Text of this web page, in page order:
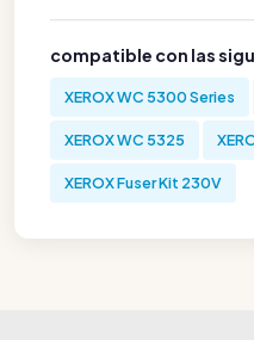
compatible con las
XEROX WC 5300 Series
XEROX WC 5325
XEROX Fuser Kit 230V